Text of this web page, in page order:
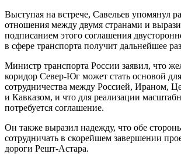
Выступая на встрече, Савельев упомянул
отношения между двумя странами и
подписанием этого соглашения
в сфере транспорта получит дальнейшее
Министр транспорта России заявил, что
коридор Север-Юг может стать основой
сотрудничества между Россией, Ираном,
и Кавказом, и что для реализации
потребуется соглашение.
Он также выразил надежду, что обе
сотрудничать в скорейшем завершении
дороги Решт-Астара.